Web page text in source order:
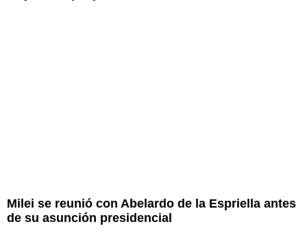
Milei se reunió con Abelardo de la Espriella antes
de su asunción presidencial